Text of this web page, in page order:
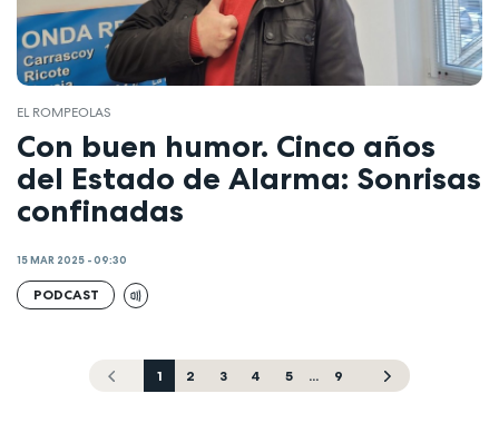
EL ROMPEOLAS
Con buen humor. Cinco años
del Estado de Alarma: Sonrisas
confinadas
15 MAR 2025 - 09:30
PODCAST
1 2 3 4 5 ... 9